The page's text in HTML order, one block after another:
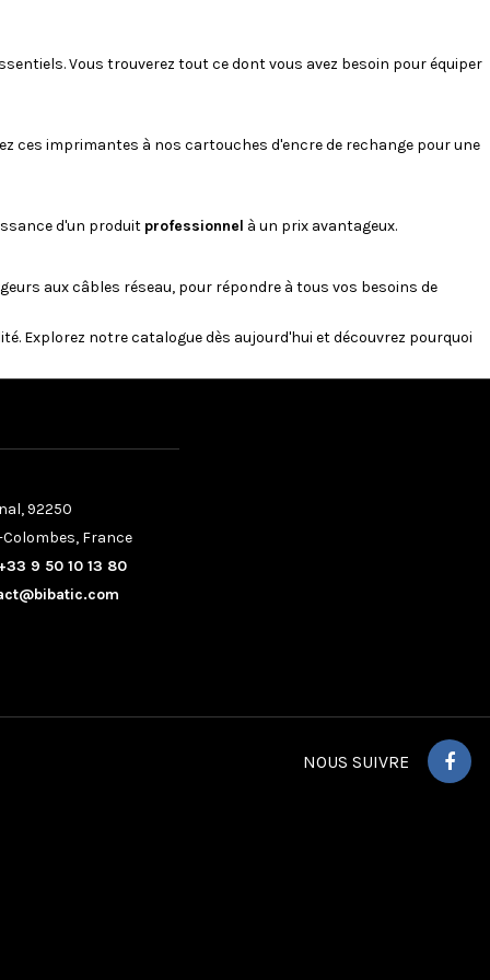
Vous trouverez tout ce dont vous avez besoin pour équiper
ces imprimantes à nos cartouches d'encre de rechange pour une
d'un produit professionnel à un prix avantageux.
auxcâbles réseau, pour répondre à tous vos besoins de
Explorez notre catalogue dès aujourd'hui et découvrez pourquoi
92250
Colombes, France
9 50 10 13 80
NOUS SUIVRE